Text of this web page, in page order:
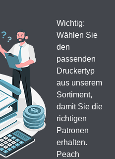
Wichtig:
Wählen Sie
den
passenden
Druckertyp
aus unserem
Sortiment,
damit Sie die
richtigen
Patronen
erhalten.
Peach